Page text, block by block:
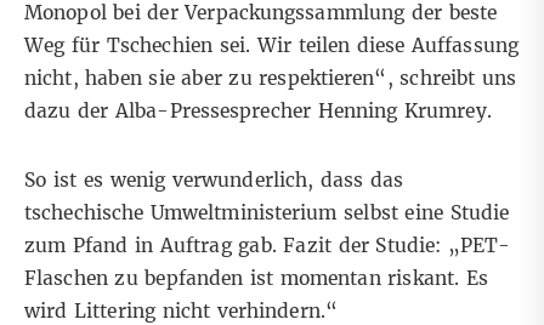
Monopol bei der Verpackungssammlung der beste
Weg für Tschechien sei. Wir teilen diese Auffassung
nicht, haben sie aber zu respektieren“, schreibt uns
dazu der Alba-Pressesprecher Henning Krumrey.
So ist es wenig verwunderlich, dass das
tschechische Umweltministerium selbst eine Studie
zum Pfand in Auftrag gab. Fazit der Studie: „PET-
Flaschen zu bepfanden ist momentan riskant. Es
wird Littering nicht verhindern.“